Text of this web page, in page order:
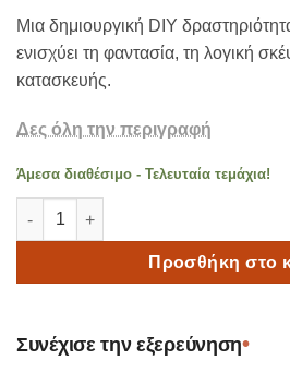
Μια δημιουργική DIY
ενισχύει τη φαντασία, τη λογική
κατασκευής.
Δες όλη την περιγραφή
Άμεσα διαθέσιμο - Τελευταία τεμάχια!
Crealign – Giant Robot Model Kit
Προσθήκη στο
Συνέχισε την εξερεύνηση•